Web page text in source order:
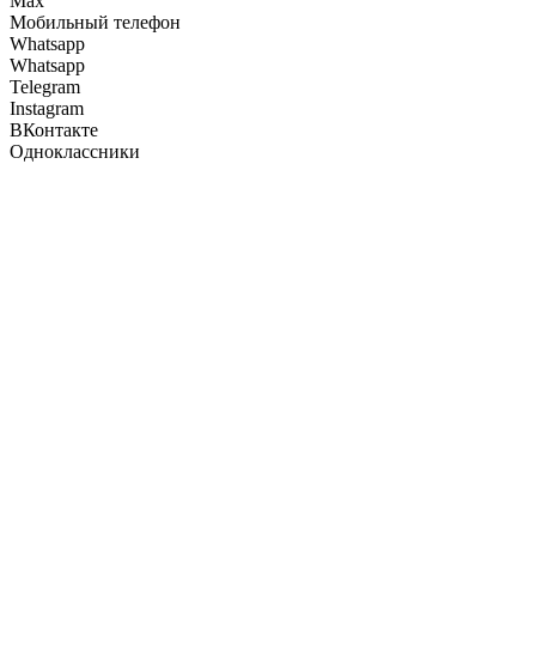
Мобильный телефон
Whatsapp
Whatsapp
Telegram
Instagram
ВКонтакте
Одноклассники